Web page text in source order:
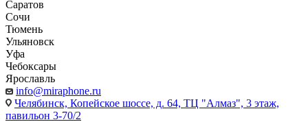
Саратов
Сочи
Тюмень
Ульяновск
Уфа
Чебоксары
Ярославль
info@miraphone.ru
Челябинск, Копейское шоссе, д. 64, ТЦ "Алмаз", 3 этаж,
павильон 3-70/2